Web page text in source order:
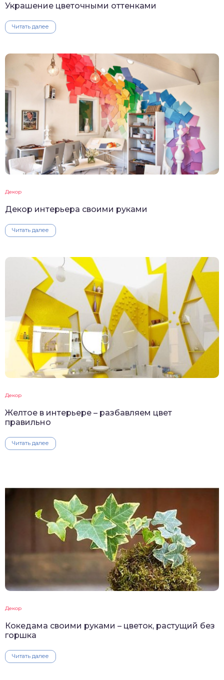
Украшение цветочными оттенками
Читать далее
Декор
Декор интерьера своими руками
Читать далее
Декор
Желтое в интерьере – разбавляем цвет
правильно
Читать далее
Декор
Кокедама своими руками – цветок, растущий без
горшка
Читать далее